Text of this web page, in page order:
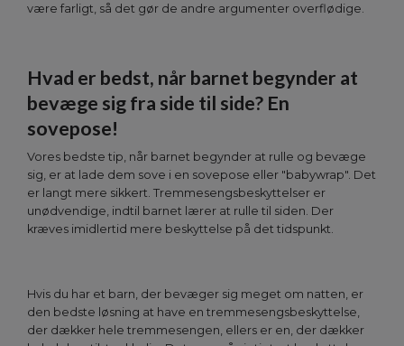
være farligt, så det gør de andre argumenter overflødige.
Hvad er bedst, når barnet begynder at
bevæge sig fra side til side? En
sovepose!
Vores bedste tip, når barnet begynder at rulle og bevæge
sig, er at lade dem sove i en sovepose eller "babywrap". Det
er langt mere sikkert. Tremmesengsbeskyttelser er
unødvendige, indtil barnet lærer at rulle til siden. Der
kræves imidlertid mere beskyttelse på det tidspunkt.
Hvis du har et barn, der bevæger sig meget om natten, er
den bedste løsning at have en tremmesengsbeskyttelse,
der dækker hele tremmesengen, ellers er en, der dækker